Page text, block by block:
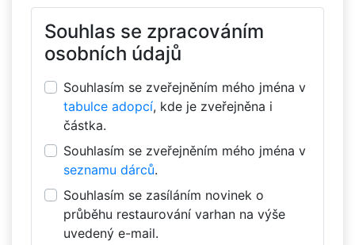
Souhlas se zpracováním
osobních údajů
Souhlasím se zveřejněním mého jména v
tabulce adopcí, kde je zveřejněna i
částka.
Souhlasím se zveřejněním mého jména v
seznamu dárců.
Souhlasím se zasíláním novinek o
průběhu restaurování varhan na výše
uvedený e-mail.